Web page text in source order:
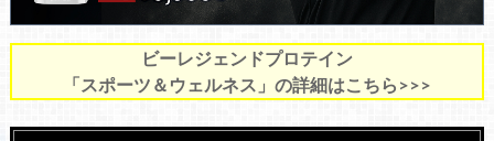
ビーレジェンドプロテイン
「スポーツ＆ウェルネス」の詳細はこちら>>>